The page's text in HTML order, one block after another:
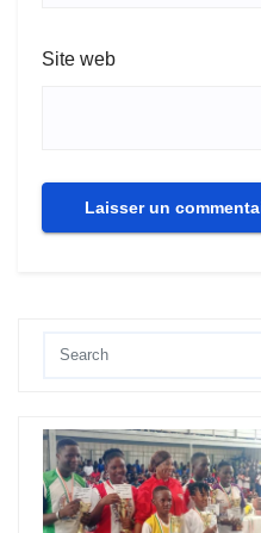
Site web